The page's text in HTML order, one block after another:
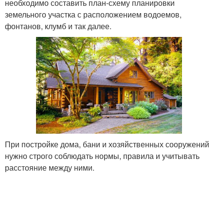
необходимо составить план-схему планировки
земельного участка с расположением водоемов,
фонтанов, клумб и так далее.
При постройке дома, бани и хозяйственных сооружений
нужно строго соблюдать нормы, правила и учитывать
расстояние между ними.